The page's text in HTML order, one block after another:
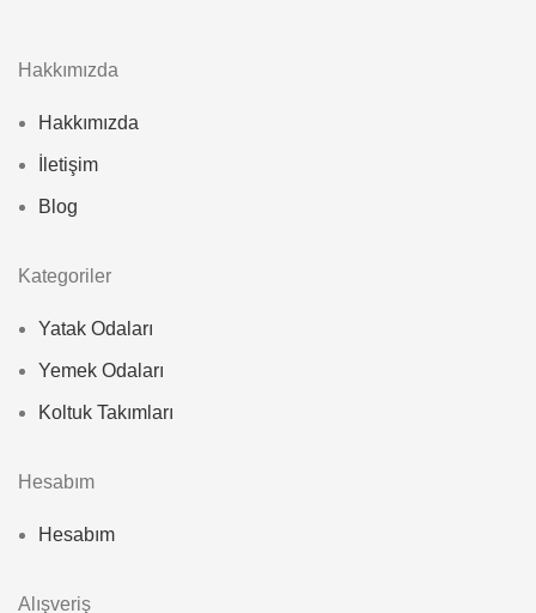
Hakkımızda
Hakkımızda
İletişim
Blog
Kategoriler
Yatak Odaları
Yemek Odaları
Koltuk Takımları
Hesabım
Hesabım
Alışveriş